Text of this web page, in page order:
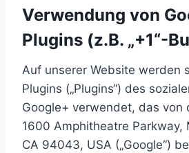
Verwendung von
Plugins (z.B. „+1“-
Auf unserer Website werden
Plugins („Plugins“) des
Google+ verwendet, das von
1600 Amphitheatre Parkway,
CA 94043, USA („Google“)